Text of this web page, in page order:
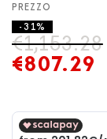
€807.29
€1,153.28
- 31%